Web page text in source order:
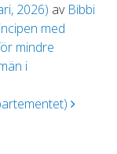
2026) av Bibbi
med
mindre
i